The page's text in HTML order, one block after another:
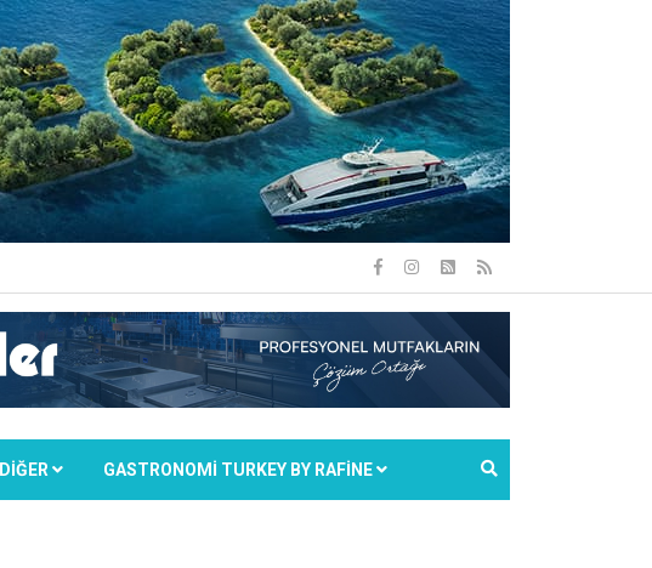
DIĞER GASTRONOMİ TURKEY BY RAFİNE